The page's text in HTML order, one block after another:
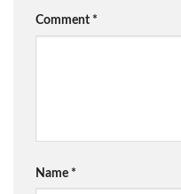
Comment *
Name *